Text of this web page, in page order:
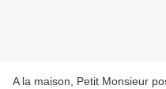
A la maison, Petit Monsieur